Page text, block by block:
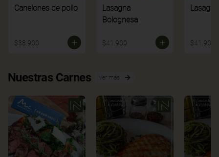
Canelones de pollo
$38.900
Lasagna
Bolognesa
$41.900 $41.900
Nuestras Carnes Ver más